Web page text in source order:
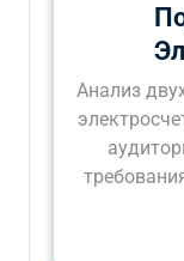
Анализ